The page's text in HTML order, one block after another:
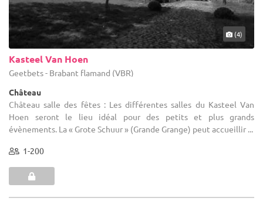
(4)
Kasteel Van Hoen
Geetbets - Brabant flamand (VBR)
Château
Château salle des fêtes : Les différentes salles du Kasteel Van
Hoen seront le lieu idéal pour des petits et plus grands
évènements. La « Grote Schuur » (Grande Grange) peut accueillir ...
1-200